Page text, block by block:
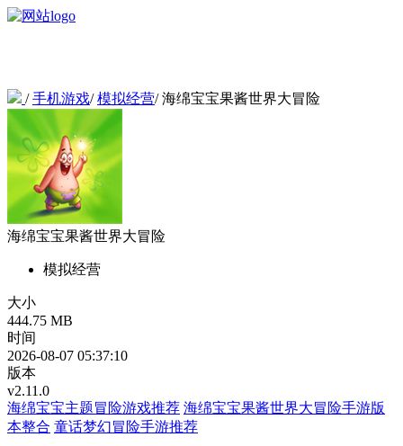
/手机游戏/模拟经营/海绵宝宝果酱世界大冒险
海绵宝宝果酱世界大冒险
模拟经营
大小
444.75 MB
时间
2026-08-07 05:37:10
版本
v2.11.0
海绵宝宝主题冒险游戏推荐 海绵宝宝果酱世界大冒险手游版
本整合 童话梦幻冒险手游推荐